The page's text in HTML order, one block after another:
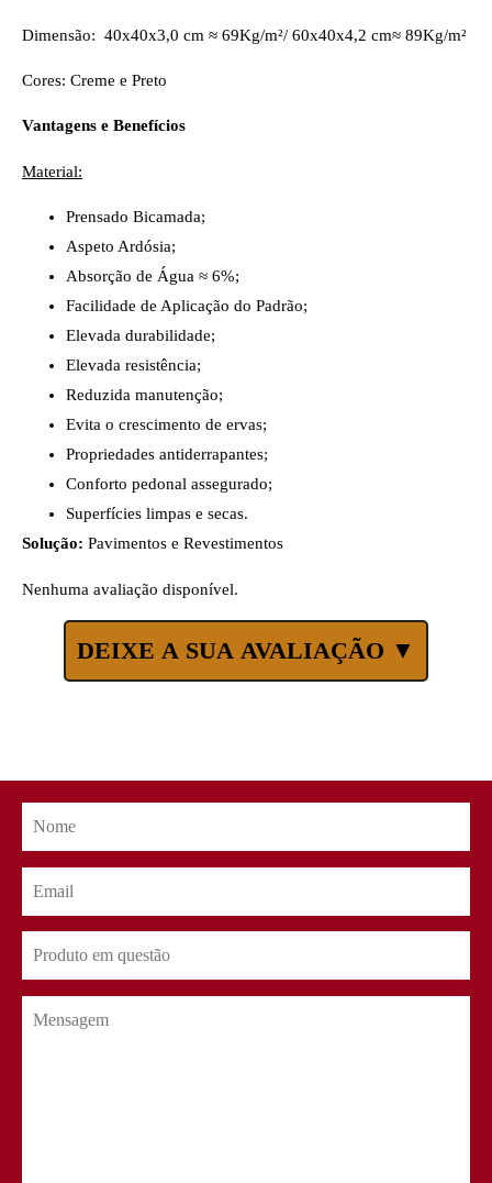
Dimensão: 40x40x3,0 cm ≈ 69Kg/m²/ 60x40x4,2 cm≈ 89Kg/m²
Cores: Creme e Preto
Vantagens e Benefícios
Material:
Prensado Bicamada;
Aspeto Ardósia;
Absorção de Água ≈ 6%;
Facilidade de Aplicação do Padrão;
Elevada durabilidade;
Elevada resistência;
Reduzida manutenção;
Evita o crescimento de ervas;
Propriedades antiderrapantes;
Conforto pedonal assegurado;
Superfícies limpas e secas.
Solução: Pavimentos e Revestimentos
Nenhuma avaliação disponível.
DEIXE A SUA AVALIAÇÃO ▼